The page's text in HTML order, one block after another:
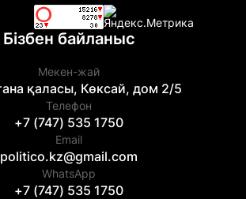
Бізбен байланыс
Мекен-жай
қаласы, Көксай, дом 2/5
Телефон
+7 (747) 535 1750
Email
politico.kz@gmail.com
WhatsApp
+7 (747) 535 1750